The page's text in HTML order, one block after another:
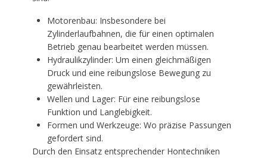
Motorenbau: Insbesondere bei
Zylinderlaufbahnen, die für einen optimalen
Betrieb genau bearbeitet werden müssen.
Hydraulikzylinder: Um einen gleichmäßigen
Druck und eine reibungslose Bewegung zu
gewährleisten.
Wellen und Lager: Für eine reibungslose
Funktion und Langlebigkeit.
Formen und Werkzeuge: Wo präzise Passungen
gefordert sind.
Durch den Einsatz entsprechender Hontechniken